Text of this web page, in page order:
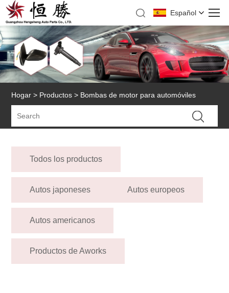
Español
Hogar > Productos > Bombas de motor para automóviles
Todos los productos
Autos japoneses Autos europeos
Autos americanos
Productos de Aworks